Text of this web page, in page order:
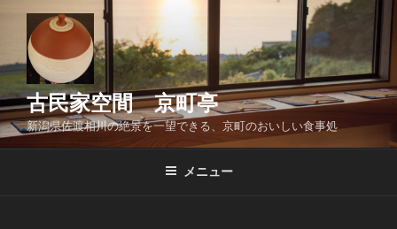
ン
ツ
へ
ス
古民家空間 京町亭
新潟県佐渡相川の絶景を一望できる、京町のおいしい食事処
メニュー